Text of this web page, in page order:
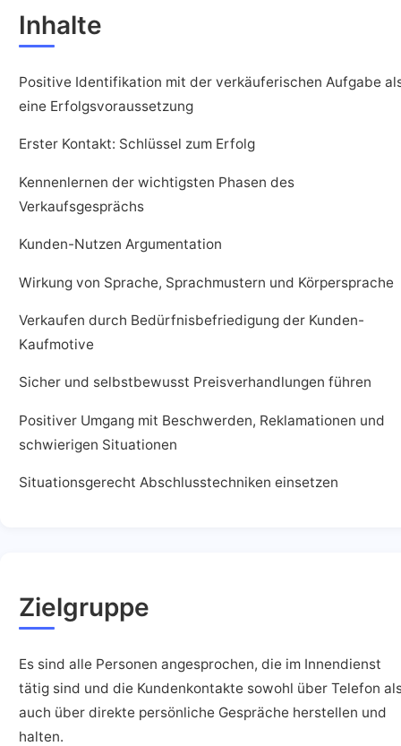
Inhalte
Positive Identifikation mit der verkäuferischen Aufgabe
eine Erfolgsvoraussetzung
Erster Kontakt: Schlüssel zum Erfolg
Kennenlernen der wichtigsten Phasen des
Verkaufsgesprächs
Kunden-Nutzen Argumentation
Wirkung von Sprache, Sprachmustern und Körpersprache
Verkaufen durch Bedürfnisbefriedigung der Kunden-
Kaufmotive
Sicher und selbstbewusst Preisverhandlungen führen
Positiver Umgang mit Beschwerden, Reklamationen und
schwierigen Situationen
Situationsgerecht Abschlusstechniken einsetzen
Zielgruppe
Es sind alle Personen angesprochen, die im Innendienst
tätig sind und die Kundenkontakte sowohl über Telefon
auch über direkte persönliche Gespräche herstellen und
halten.